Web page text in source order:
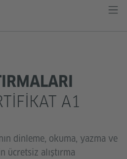
A1
dinleme, okuma, yazma ve
ücretsiz alıştırma